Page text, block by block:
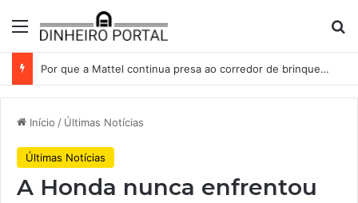
Menu
Por que a Mattel continua presa ao corredor de brinquedos
Início / Últimas Notícias
Últimas Notícias
A Honda nunca enfrentou